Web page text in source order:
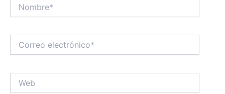
electrónico*